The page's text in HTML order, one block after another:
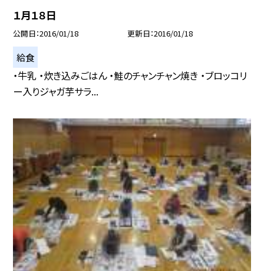
１月１８日
公開日 2016/01/18 更新日 2016/01/18
給食
・牛乳 ・炊き込みごはん ・鮭のチャンチャン焼き ・ブロッコリ
ー入りジャガ芋サラ...